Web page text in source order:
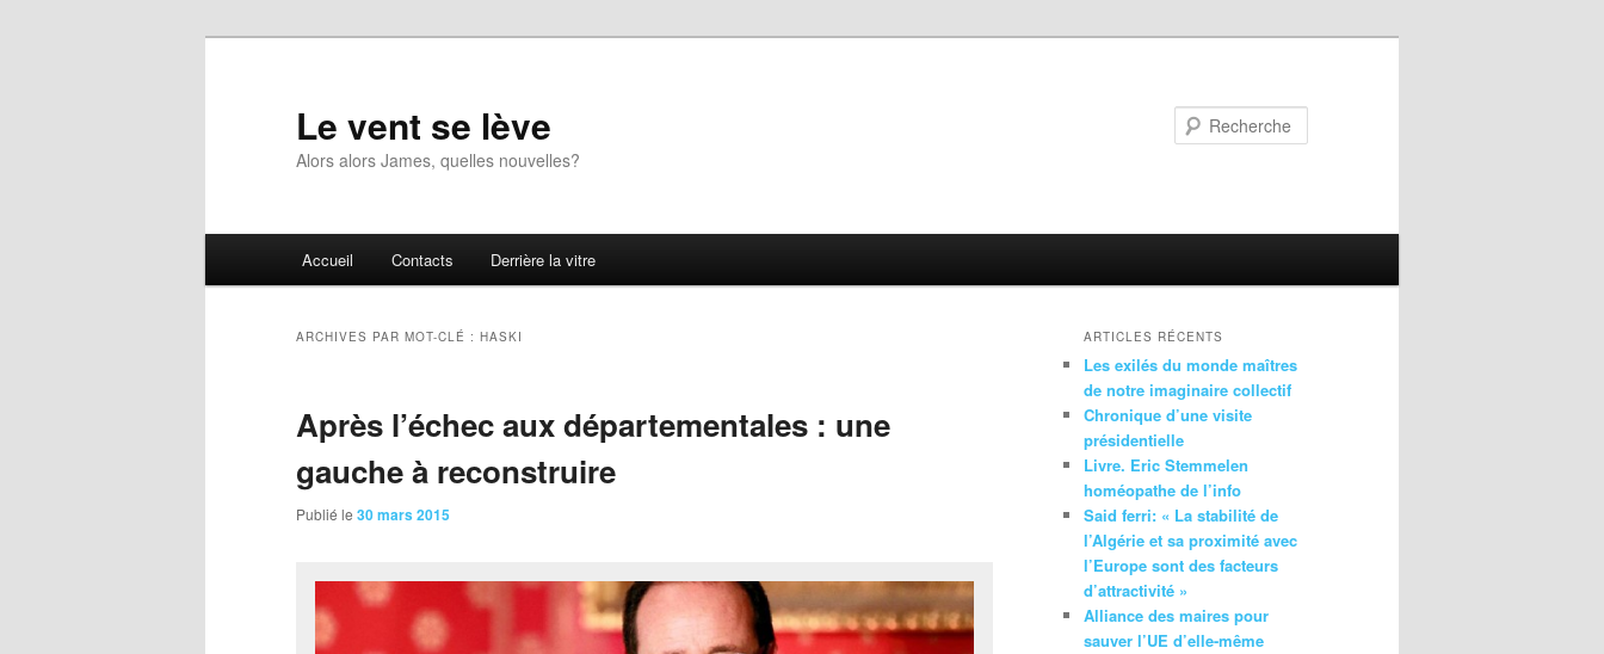
Le vent se lève
Alors alors James, quelles nouvelles?
Accueil Contacts Derrière la vitre
ARCHIVES PAR MOT-CLÉ : HASKI
Après l’échec aux départementales : une
gauche à reconstruire
Publié le 30 mars 2015
ARTICLES RÉCENTS
Les exilés du monde maîtres
de notre imaginaire collectif
Chronique d’une visite
présidentielle
Livre. Eric Stemmelen
homéopathe de l’info
Said ferri: « La stabilité de
l’Algérie et sa proximité avec
l’Europe sont des facteurs
d’attractivité »
Alliance des maires pour
sauver l’UE d’elle-même